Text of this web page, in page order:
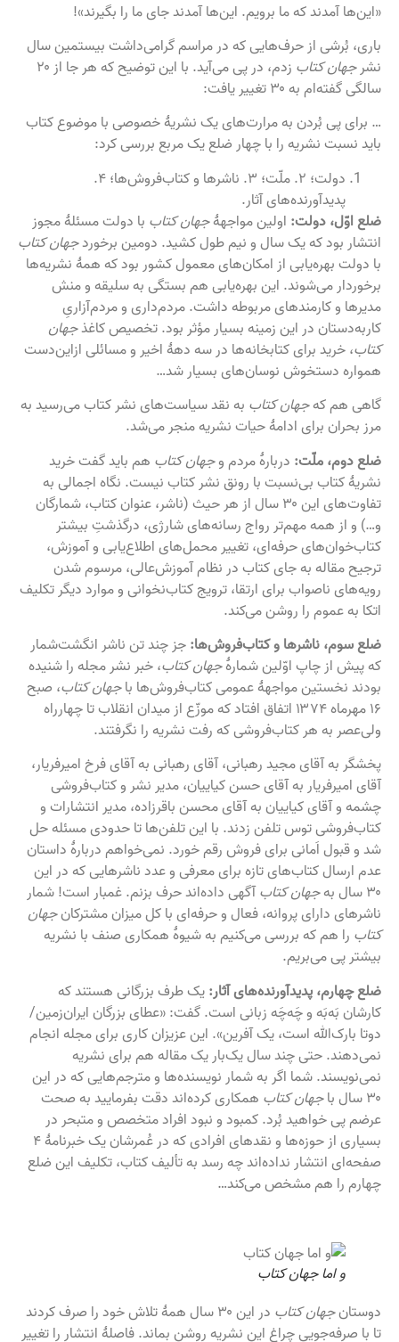
«این‌ها آمدند که ما برویم. این‌ها آمدند جای ما را بگیرند»!
باری، بُرشی از حرف‌هایی که در مراسم گرامی‌داشت بیستمین سال
نشرجهان کتاب
زدم، در پی می‌آید. با این توضیح که هر جا از ۲۰
سالگی گفته‌ام به ۳۰ تغییر یافت:
… برای پی بُردن به مرارت‌های یک نشریهٔ خصوصی با موضوع کتاب
باید نسبت نشریه را با چهار ضلع یک مربع بررسی کرد:
دولت؛ ۲. ملّت؛ ۳. ناشرها و کتاب‌فروش‌ها؛ ۴.
پدیدآورنده‌های آثار.
ضلع اوّل، دولت: اولین مواجههٔجهان کتاب با دولت مسئلهٔ مجوز
انتشار بود که یک سال و نیم طول کشید. دومین برخوردجهان کتاب
با دولت بهره‌یابی از امکان‌های معمول کشور بود که همهٔ نشریه‌ها
برخوردار می‌شوند. این بهره‌یابی هم بستگی به سلیقه و منش
مدیرها و کارمندهای مربوطه داشت. مردم‌داری و مردم‌آزاریِ
کاربه‌دستان در این زمینه بسیار مؤثر بود. تخصیص کاغذجهان
کتاب، خرید برای کتابخانه‌ها در سه دههٔ اخیر و مسائلی ازاین‌دست
همواره دستخوش نوسان‌های بسیار شد…
گاهی هم کهجهان کتاب به نقد سیاست‌های نشر کتاب می‌رسید به
مرز بحران برای ادامهٔ حیات نشریه منجر می‌شد.
ضلع دوم، ملّت: دربارهٔ مردم وجهان کتاب هم باید گفت خرید
نشریۀ کتاب بی‌نسبت با رونق نشر کتاب نیست. نگاه اجمالی به
تفاوت‌های این ۳۰ سال از هر حیث (ناشر، عنوان کتاب، شمارگان
و…) و از همه مهم‌تر رواج رسانه‌های شارژی، درگذشتِ بیشتر
کتاب‌خوان‌های حرفه‌ای، تغییر محمل‌های اطلاع‌یابی و آموزش،
ترجیح مقاله به جای کتاب در نظام آموزش‌عالی، مرسوم شدن
رویه‌های ناصواب برای ارتقا، ترویج کتاب‌نخوانی و موارد دیگر تکلیف
اتکا به عموم را روشن می‌کند.
ضلع سوم، ناشرها و کتاب‌فروش‌ها: جز چند تن ناشر انگشت‌شمار
که پیش از چاپ اوّلین شمارهٔجهان کتاب، خبر نشر مجله را شنیده
بودند نخستین مواجهۀ عمومی کتاب‌فروش‌ها باجهان کتاب، صبح
۱۶ مهرماه ۱۳۷۴ اتفاق افتاد که موزّع از میدان انقلاب تا چهارراه
ولی‌عصر به هر کتاب‌فروشی که رفت نشریه را نگرفتند.
پخشگر به آقای مجید رهبانی، آقای رهبانی به آقای فرخ امیرفریار،
آقای امیرفریار به آقای حسن کیاییان، مدیر نشر و کتاب‌فروشی
چشمه و آقای کیاییان به آقای محسن باقرزاده، مدیر انتشارات و
کتاب‌فروشی توس تلفن زدند. با این تلفن‌ها تا حدودی مسئله حل
شد و قبول اَمانی برای فروش رقم خورد. نمی‌خواهم دربارهٔ داستان
عدم ارسال کتاب‌های تازه برای معرفی و عدد ناشرهایی که در این
۳۰ سال به
جهان کتاب آگهی داده‌اند حرف بزنم. غمبار است! شمار
ناشرهای دارای پروانه، فعال و حرفه‌ای با کل میزان مشترکانجهان
کتاب را هم که بررسی می‌کنیم به شیوهٔ همکاری صنف با نشریه
بیشتر پی می‌بریم.
ضلع چهارم، پدیدآورنده‌های آثار: یک طرف بزرگانی هستند که
کارشان بَه‌بَه و چَه‌چَه زبانی است. گفت: «عطای بزرگان ایران‌زمین/
دوتا بارک‌الله است، یک آفرین». این عزیزان کاری برای مجله انجام
نمی‌دهند. حتی چند سال یک‌بار یک مقاله هم برای نشریه
نمی‌نویسند. شما اگر به شمار نویسنده‌ها و مترجم‌هایی که در این
۳۰ سال با
جهان کتاب همکاری کرده‌اند دقت بفرمایید به صحت
عرضم پی خواهید بُرد. کمبود و نبود افراد متخصص و متبحر در
بسیاری از حوزه‌ها و نقدهای افرادی که در عُمرشان یک خبرنامهٔ ۴
صفحه‌ای انتشار نداده‌اند چه رسد به تألیف کتاب، تکلیف این ضلع
چهارم را هم مشخص می‌کند…
و اما جهان کتاب
دوستانجهان کتاب
در این ۳۰ سال همۀ تلاش خود را صرف کردند
تا با صرفه‌جویی چراغ این نشریه روشن بماند. فاصلۀ انتشار را تغییر